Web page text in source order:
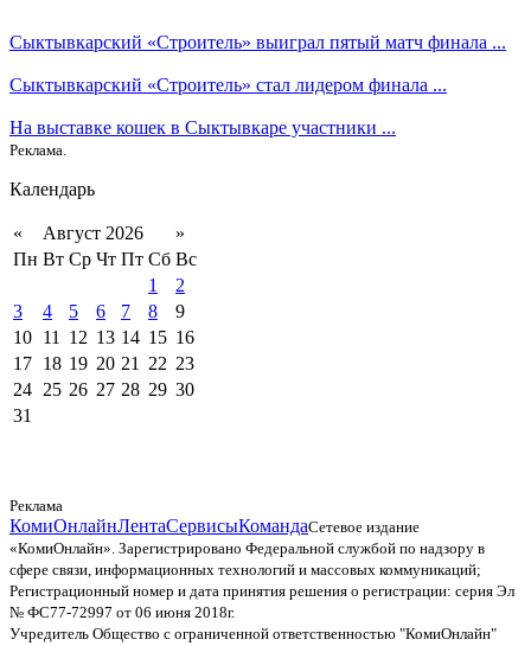
Сыктывкарский «Строитель» выиграл пятый матч финала ...
Сыктывкарский «Строитель» стал лидером финала ...
На выставке кошек в Сыктывкаре участники ...
Реклама.
Календарь
« Август 2026
»
Пн Вт Ср Чт Пт Сб Вс
1
2
3
4 5 6 7 8
9
10 11 12 13 14 15 16
17 18 19 20 21 22 23
24 25 26 27 28 29 30
31
Реклама
КомиОнлайнЛентаСервисыКомандаСетевое издание
«КомиОнлайн». Зарегистрировано Федеральной службой по надзору в
сфере связи, информационных технологий и массовых коммуникаций;
Регистрационный номер и дата принятия решения о регистрации: серия Эл
№ ФС77-72997 от 06 июня 2018г.
Учредитель Общество с ограниченной ответственностью "КомиОнлайн"